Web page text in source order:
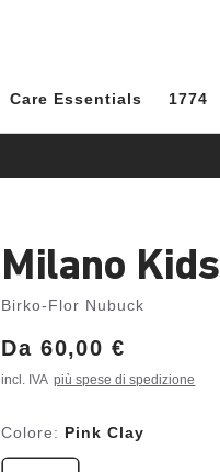
Care Essentials 1774
Milano Kids
Birko-Flor Nubuck
Da
Price:60,00 €
incl. IVA più spese di spedizione
Colore: Pink Clay